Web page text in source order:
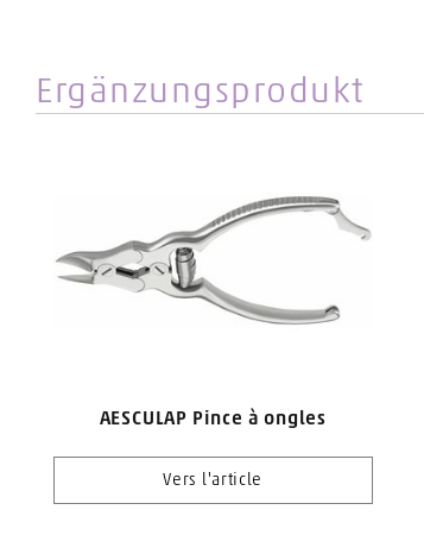
Ergänzungsprodukt
AESCULAP Pince à ongles
Vers l'article